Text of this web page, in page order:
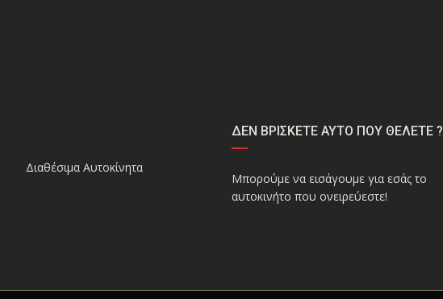
Διαθέσιμα Αυτοκίνητα
ΔΕΝ ΒΡΙΣΚΕΤΕ ΑΥΤΟ ΠΟΥ ΘΕΛΕΤΕ ?
Μπορούμε να εισάγουμε για εσάς το
αυτοκινήτο που ονειρεύεστε!